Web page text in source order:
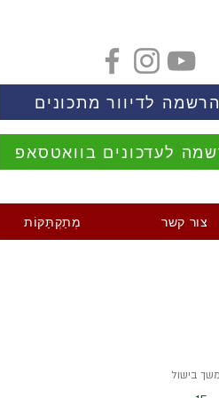
לדיוור מתכונים
לעדכונים בוואטסאפ
צור קשר מְתַקְתַּקּוֹת
בישול